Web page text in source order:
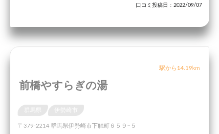
口コミ投稿日：2022/09/07
駅から14.19km
前橋やすらぎの湯
〒379-2214 群馬県伊勢崎市下触町６５９−５